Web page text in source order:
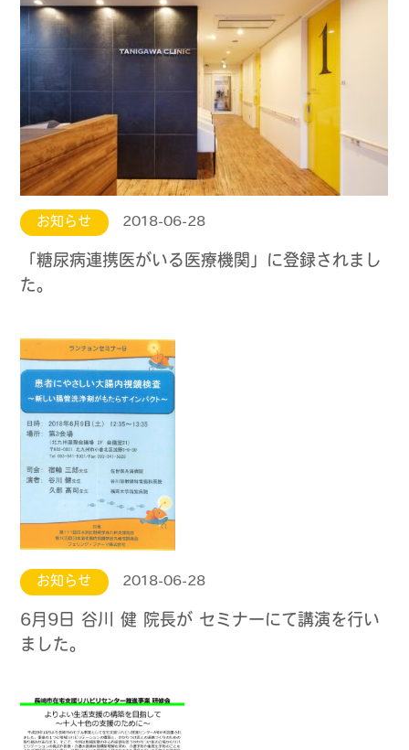
お知らせ 2018-06-28
「糖尿病連携医がいる医療機関」に登録されまし
た。
お知らせ 2018-06-28
6月9日 谷川 健 院長が セミナーにて講演を行い
ました。